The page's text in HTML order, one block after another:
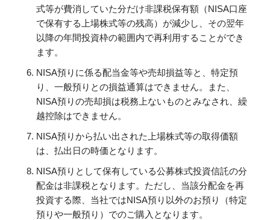
式等が費消していた分だけ非課税保有額（NISA口座
で保有する上場株式等の残高）が減少し、その翌年
以降の年間投資枠の範囲内で再利用することができ
ます。
NISA預りに係る配当金等や売却損益等と、特定預
り、一般預りとの損益通算はできません。また、
NISA預りの売却損は税務上ないものとみなされ、繰
越控除はできません。
NISA預りから払い出された上場株式等の取得価額
は、払出日の時価となります。
NISA預りとして保有している公募株式投資信託の分
配金は非課税となります。ただし、当該分配金を再
投資する際、当社ではNISA預り以外のお預り（特定
預りや一般預り）でのご購入となります。